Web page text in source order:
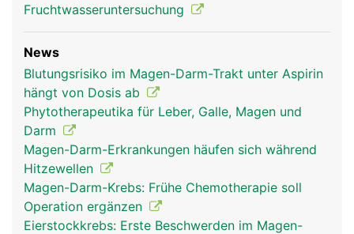
Kopf Links Mann
Fruchtwasseruntersuchung
News
Blutungsrisiko im Magen-Darm-Trakt unter Aspirin
hängt von Dosis ab
Phytotherapeutika für Leber, Galle, Magen und
Darm
Magen-Darm-Erkrankungen häufen sich während
Hitzewellen
Magen-Darm-Krebs: Frühe Chemotherapie soll
Operation ergänzen
Eierstockkrebs: Erste Beschwerden im Magen-